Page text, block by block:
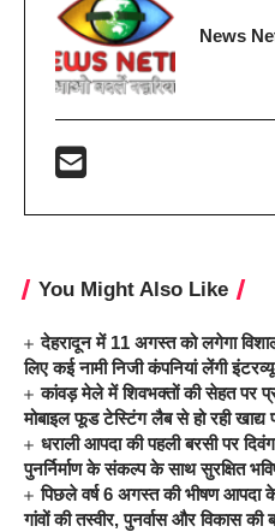
News
You Might Also Like
देहरादून में 11 अगस्त को लगेगा
लिए कई नामी निजी कंपनियां लेंगी
कांवड़ मेले में शिवभक्तों की सेहत पर
मोबाइल फूड टेस्टिंग लैब से हो रही
धराली आपदा की पहली बरसी पर
पुनर्निर्माण के संकल्प के साथ सुरक्षित
पिछले वर्ष 6 अगस्त की भीषण आपदा
गांवों की तस्वीर, पुनर्वास और विकास